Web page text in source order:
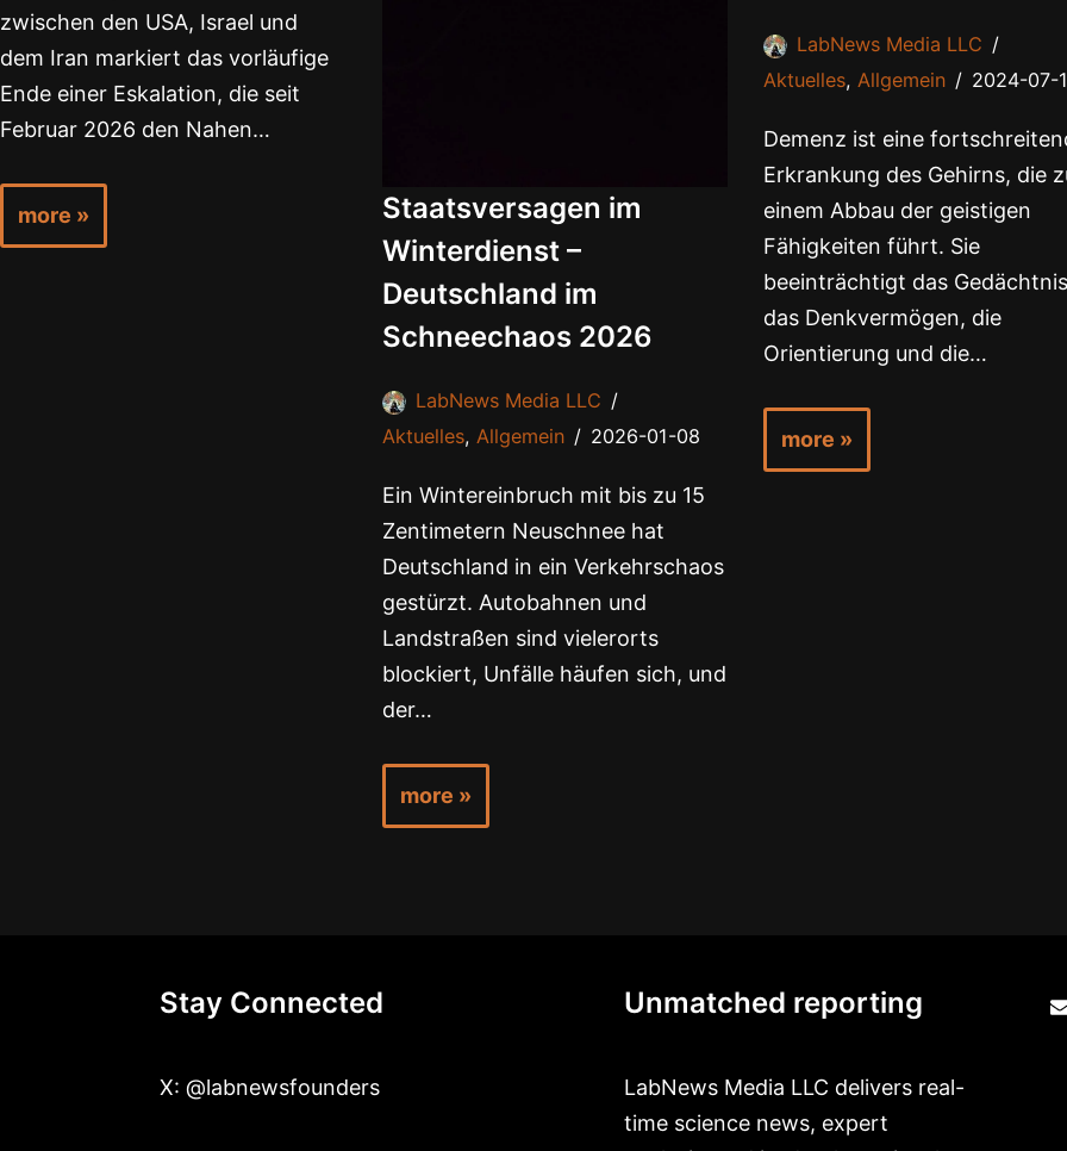
zwischen den USA, Israel und
dem Iran markiert das vorläufige
Ende einer Eskalation, die seit
Februar 2026 den Nahen…
more »
Staatsversagen im
Winterdienst –
Deutschland im
Schneechaos 2026
LabNews Media LLC
Aktuelles, Allgemein 2026-01-08
Ein Wintereinbruch mit bis zu 15
Zentimetern Neuschnee hat
Deutschland in ein Verkehrschaos
gestürzt. Autobahnen und
Landstraßen sind vielerorts
blockiert, Unfälle häufen sich, und
der…
more »
LabNews Media LLC
Aktuelles,Allgemein 2024-07-
Demenz ist eine
Erkrankung des Gehirns, die
einem Abbau der geistigen
Fähigkeiten führt. Sie
beeinträchtigt das
das Denkvermögen, die
Orientierung und die…
more »
Stay Connected
X: @labnewsfounders
Unmatched reporting
LabNews Media LLC delivers real-
time science news, expert